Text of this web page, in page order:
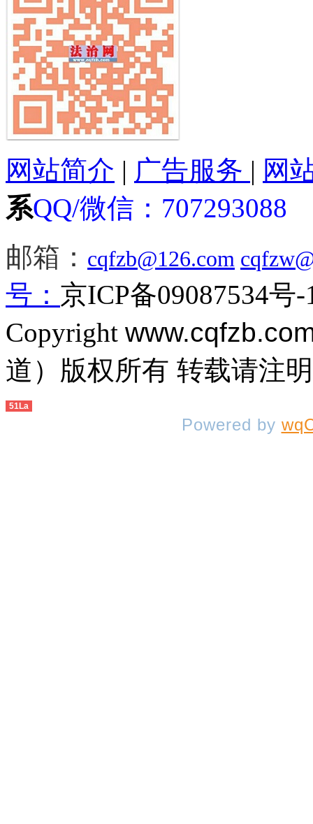
网站简介 | 广告服务 | 网
系QQ/微信： 707293088
邮箱： cqfzb@126.com
号： 京ICP备09087534号-
Copyright
道）版权所有 转载请注
51La
Powered by